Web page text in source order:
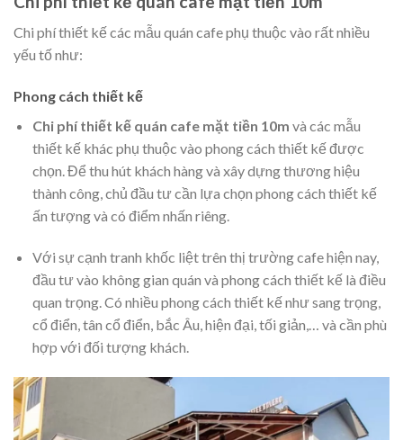
Chi phí thiết kế các mẫu quán cafe phụ thuộc vào rất nhiều
yếu tố như:
Phong cách thiết kế
Chi phí thiết kế quán cafe mặt tiền 10m và các mẫu
thiết kế khác phụ thuộc vào phong cách thiết kế được
chọn. Để thu hút khách hàng và xây dựng thương hiệu
thành công, chủ đầu tư cần lựa chọn phong cách thiết kế
ấn tượng và có điểm nhấn riêng.
Với sự cạnh tranh khốc liệt trên thị trường cafe hiện nay,
đầu tư vào không gian quán và phong cách thiết kế là điều
quan trọng. Có nhiều phong cách thiết kế như sang trọng,
cổ điển, tân cổ điển, bắc Âu, hiện đại, tối giản,… và cần phù
hợp với đối tượng khách.